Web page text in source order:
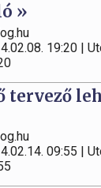
»
19:20 |
tervező
09:55 |